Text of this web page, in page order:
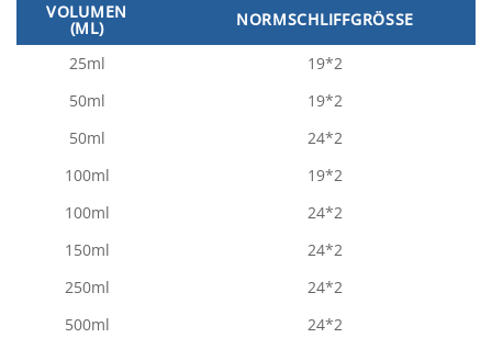
VOLUMEN
(ML) NORMSCHLIFFGRÖSSE
25ml
19*2
50ml
19*2
50ml
24*2
100ml
19*2
100ml
24*2
150ml
24*2
250ml
24*2
500ml
24*2